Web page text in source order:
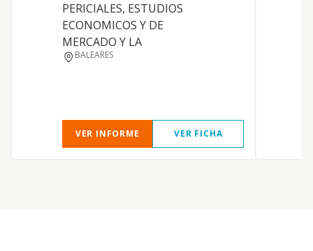
PERICIALES, ESTUDIOS
ECONOMICOS Y DE
MERCADO Y LA
BALEARES
VER INFORME VER FICHA